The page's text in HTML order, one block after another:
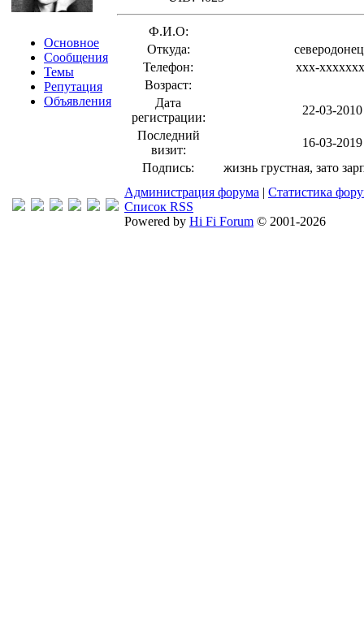
Основное
Сообщения
Темы
Репутация
Объявления
Ф.И.О:
Откуда:
Телефон:
xxx-xxxxxxx
Возраст:
Дата
регистрации:
22-03-2010
Последний
визит:
16-03-2019
Подпись:
жизнь грустная, зато
Администрация форума | Статистика
Список RSS
Powered by Hi Fi Forum © 2001-2026